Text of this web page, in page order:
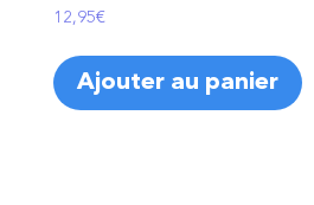
12,95€
Ajouter au panier